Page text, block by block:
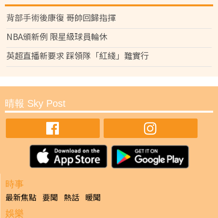
背部手術後康復 哥帥回歸指揮
NBA頒新例 限星級球員輪休
英超直播新要求 踩領隊「紅綫」難實行
晴報 Sky Post
時事
最新焦點 要聞 熱話 暖聞
娛樂